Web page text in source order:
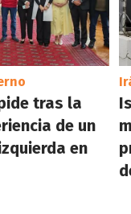
tras la
de un
en